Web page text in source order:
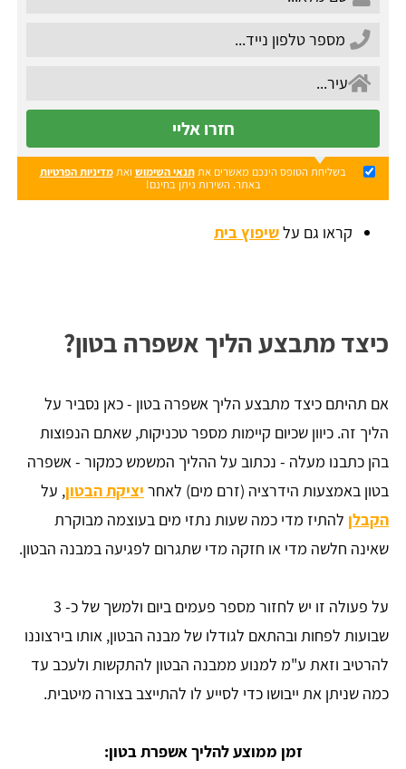
חזרו אליי
בשליחת הטופס הינכם מאשרים אתתנאי השימוש ואתמדיניות הפרטיות
באתר. השירות ניתן בחינם!
קראו גם עלשיפוץ בית
כיצד מתבצע הליך אשפרה בטון?
אם תהיתם כיצד מתבצע הליך אשפרה בטון - כאן נסביר על
הליך זה. כיוון שכיום קיימות מספר טכניקות, שאתם הנפוצות
בהן כתבנו מעלה - נכתוב על ההליך המשמש כמקור - אשפרה
בטון באמצעות הידרציה (זרם מים) לאחר יציקת הבטון, על
הקבלן להתיז מדי כמה שעות נתזי מים בעוצמה מבוקרת
שאינה חלשה מדי או חזקה מדי שתגרום לפגיעה במבנה הבטון.
על פעולה זו יש לחזור מספר פעמים ביום ולמשך של כ- 3
שבועות לפחות ובהתאם לגודלו של מבנה הבטון, אותו בירצוננו
להרטיב וזאת ע"מ למנוע ממבנה הבטון להתקשות ולעכב עד
כמה שניתן את ייבושו כדי לסייע לו להתייצב בצורה מיטבית.
זמן ממוצע להליך אשפרת בטון: